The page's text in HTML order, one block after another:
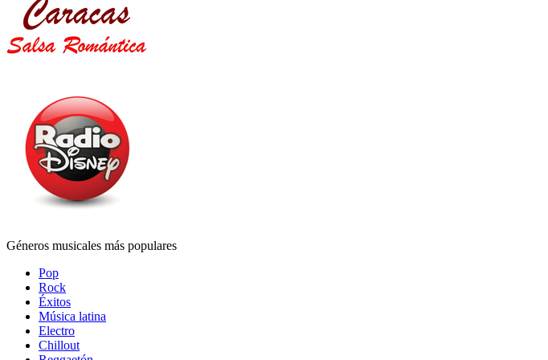
Géneros musicales más populares
Pop
Rock
Éxitos
Música latina
Electro
Chillout